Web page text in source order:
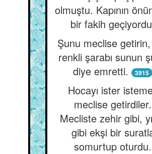
olmuştu. Kapının
bir fakih
Şunu meclise
renkli şarabı sunun
diye emretti.
3915
Hocayı ister
meclise getirdiler.
Mecliste zehir gibi,
gibi ekşi bir
somurtup oturdu.